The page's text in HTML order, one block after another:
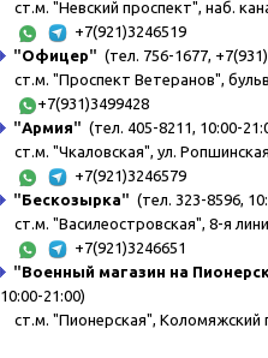
ст.м. "Невский проспект", наб.
+7(921)3246519
"Офицер" (тел. 756-1677,
ст.м. "Проспект Ветеранов",
+7(931)3499428
"Армия" (тел. 405-8211, 10:00-
ст.м. "Чкаловская", ул.
+7(921)3246579
"Бескозырка" (тел. 323-8596,
ст.м. "Василеостровская", 8-я
+7(921)3246651
"Военный магазин на
10:00-21:00)
ст.м. "Пионерская", Коломяжский